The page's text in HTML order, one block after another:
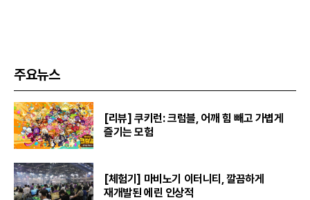
주요뉴스
[리뷰] 쿠키런: 크럼블, 어깨 힘 빼고 가볍게
즐기는 모험
[체험기] 마비노기 이터니티, 깔끔하게
재개발된 에린 인상적